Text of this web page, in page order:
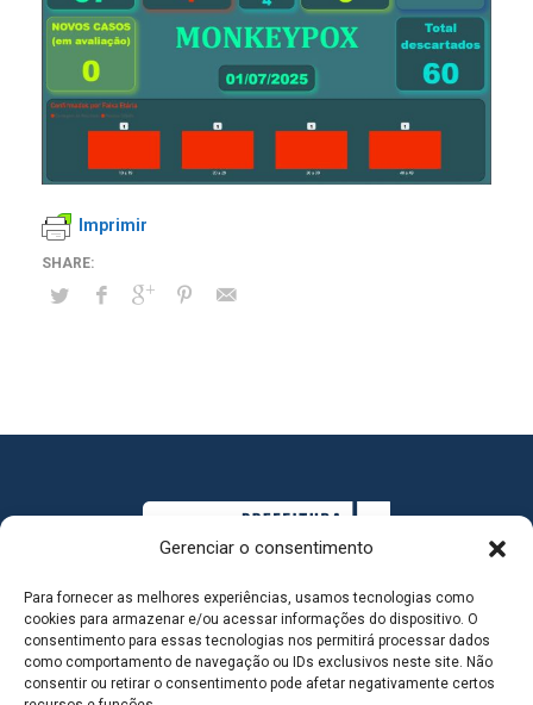
Gerenciar o consentimento
Para fornecer as melhores experiências, usamos tecnologias como
cookies para armazenar e/ou acessar informações do dispositivo. O
consentimento para essas tecnologias nos permitirá processar dados
como comportamento de navegação ou IDs exclusivos neste site. Não
consentir ou retirar o consentimento pode afetar negativamente certos
Imprimir
MAPA DO SITE